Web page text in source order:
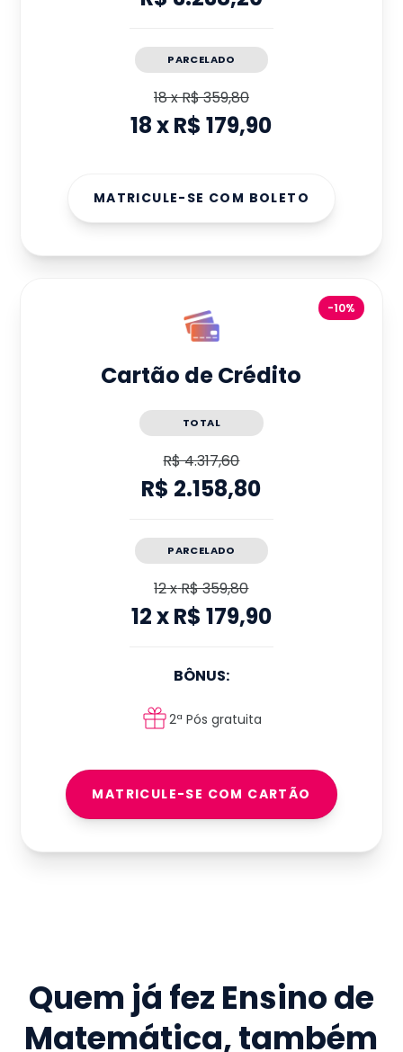
PARCELADO
18xR$ 359,80
18xR$ 179,90
MATRICULE-SE COM BOLETO
-10%
Cartão de Crédito
TOTAL
R$ 4.317,60
R$ 2.158,80
PARCELADO
12xR$ 359,80
12xR$ 179,90
BÔNUS:
2ª Pós gratuita
MATRICULE-SE COM CARTÃO
Quem já fez Ensino de
Matemática, também